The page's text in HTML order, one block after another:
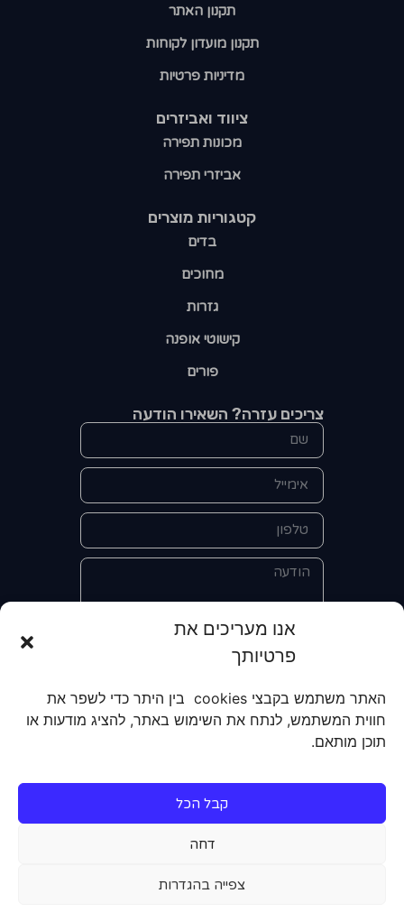
אנו מעריכים את
פרטיותך
האתר משתמש בקבצי cookies בין היתר כדי לשפר את
חווית המשתמש, לנתח את השימוש באתר, להציג מודעות או
תוכן מותאם.
קבל הכל
דחה
צפייה בהגדרות
קטגוריות מוצרים​
בדים
מחוכים
גזרות
קישוטי אופנה
פורים
ציווד ואביזרים
מכונות תפירה
אביזרי תפירה
תקנון האתר
תקנון מועדון לקוחות
מדיניות פרטיות
צריכים עזרה? השאירו הודעה
אני מאשר/ת את מסירת הפרטים
קבלת מידע על מוצרים, שירותים, מועדון
לקוחות. אני מודע/ת שאוכל לבטל את
הרישום שלי בכל עת ושעל מסירת הפרטים